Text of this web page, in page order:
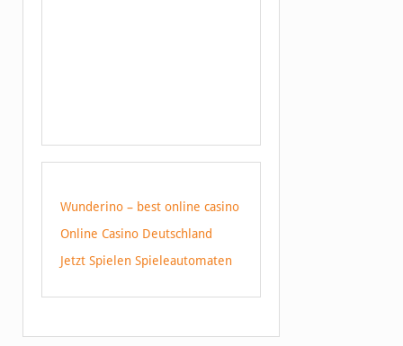
Wunderino – best online casino
Online Casino Deutschland
Jetzt Spielen Spieleautomaten